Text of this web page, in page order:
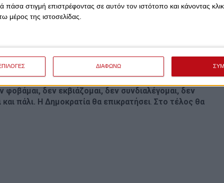
στιγμή επιστρέφοντας σε αυτόν τον ιστότοπο και κάνοντας
μέρος της ιστοσελίδας.
ΔΙΑΦΩΝΩ
στον Παγκόσμιο Δείκτη Ελευθερίας του Τύπου,
στον θεσμό της Δικαιοσύνης. Δεν είναι εξάλλου
πως η κυβέρνηση
απέναντι στα θύματα και στις οικογένειές
στη
προτελευταία θέση στην Ευρωπαϊκή
φοβάμαι, δεν εκβιάζομαι, δεν συνδιαλέγομαι, δεν
πάλι. Η Δημοκρατία θα επικρατήσει Στο τέλος θα